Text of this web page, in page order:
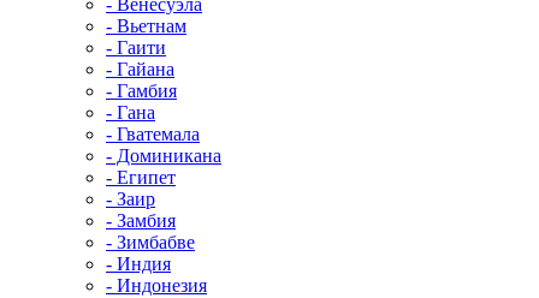
- Венесуэла
- Вьетнам
- Гаити
- Гайана
- Гамбия
- Гана
- Гватемала
- Доминикана
- Египет
- Заир
- Замбия
- Зимбабве
- Индия
- Индонезия